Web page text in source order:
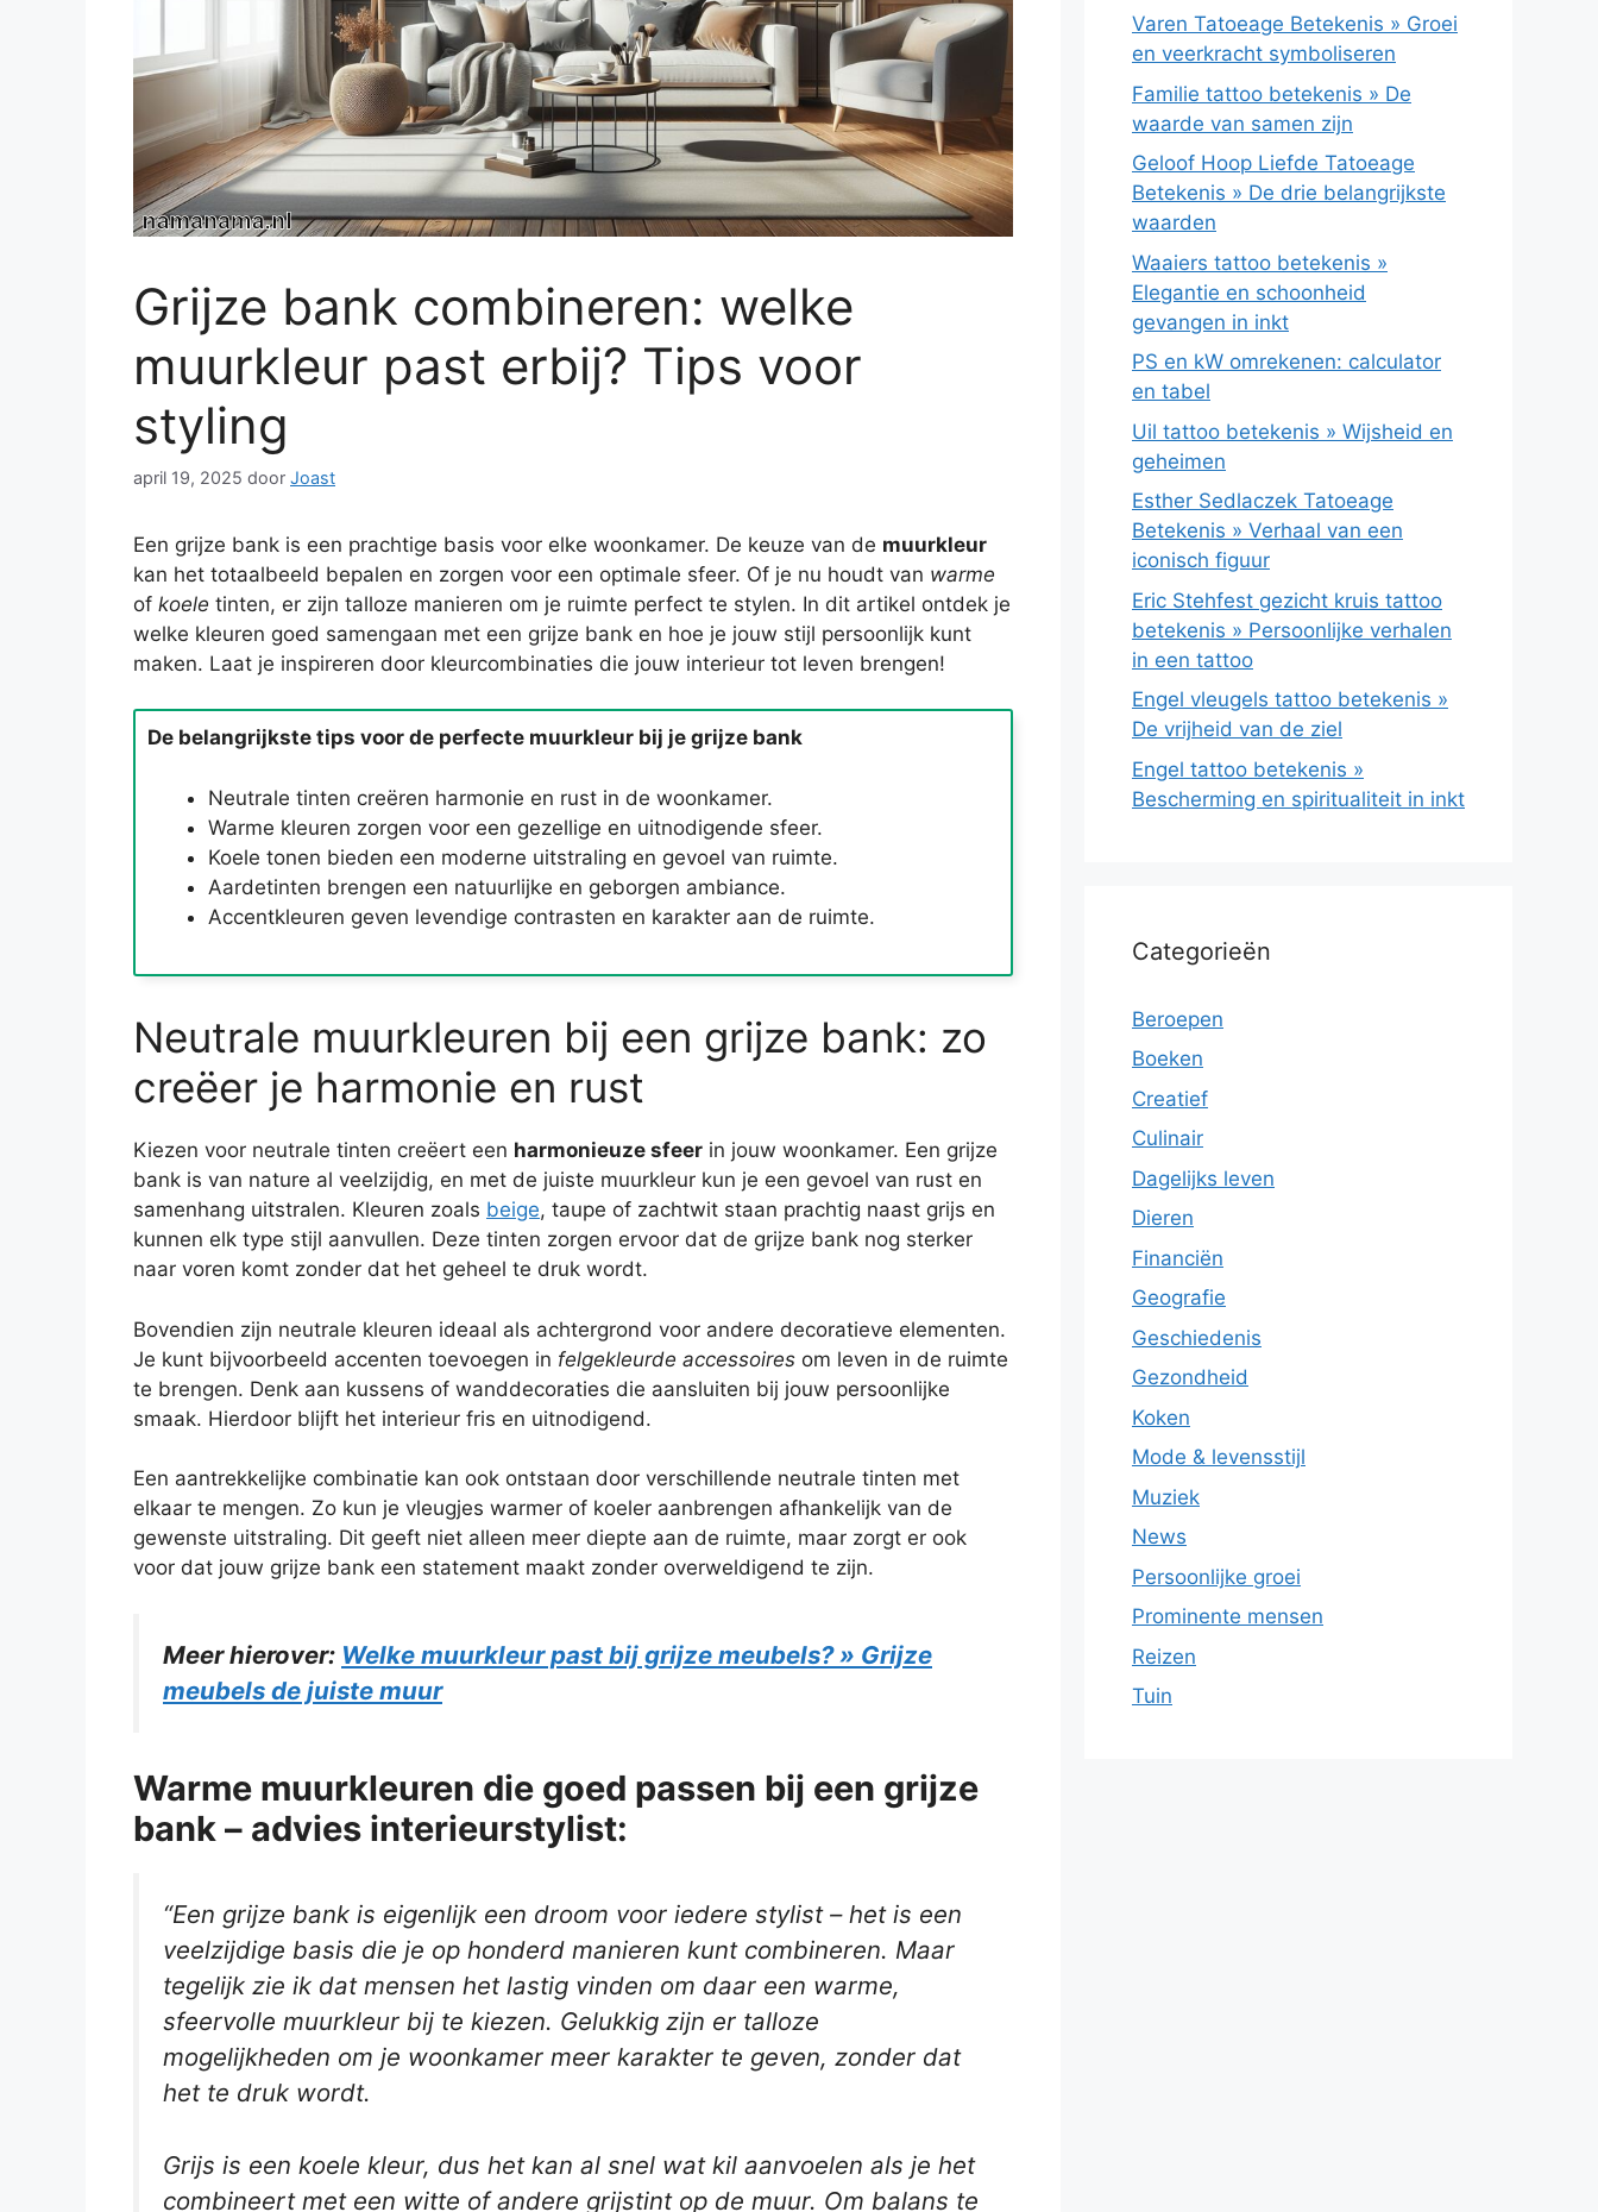
Grijze bank combineren: welke
muurkleur past erbij? Tips voor
styling
april 19, 2025 door Joast
Een grijze bank is een prachtige basis voor elke woonkamer. De keuze van de muurkleur
kan het totaalbeeld bepalen en zorgen voor een optimale sfeer. Of je nu houdt van warme
of koele tinten, er zijn talloze manieren om je ruimte perfect te stylen. In dit artikel ontdek je
welke kleuren goed samengaan met een grijze bank en hoe je jouw stijl persoonlijk kunt
maken. Laat je inspireren door kleurcombinaties die jouw interieur tot leven brengen!
De belangrijkste tips voor de perfecte muurkleur bij je grijze bank
Neutrale tinten creëren harmonie en rust in de woonkamer.
Warme kleuren zorgen voor een gezellige en uitnodigende sfeer.
Koele tonen bieden een moderne uitstraling en gevoel van ruimte.
Aardetinten brengen een natuurlijke en geborgen ambiance.
Accentkleuren geven levendige contrasten en karakter aan de ruimte.
Neutrale muurkleuren bij een grijze bank: zo
creëer je harmonie en rust
Kiezen voor neutrale tinten creëert een harmonieuze sfeer in jouw woonkamer. Een grijze
bank is van nature al veelzijdig, en met de juiste muurkleur kun je een gevoel van rust en
samenhang uitstralen. Kleuren zoals beige, taupe of zachtwit staan prachtig naast grijs en
kunnen elk type stijl aanvullen. Deze tinten zorgen ervoor dat de grijze bank nog sterker
naar voren komt zonder dat het geheel te druk wordt.
Bovendien zijn neutrale kleuren ideaal als achtergrond voor andere decoratieve elementen.
Je kunt bijvoorbeeld accenten toevoegen in felgekleurde accessoires om leven in de ruimte
te brengen. Denk aan kussens of wanddecoraties die aansluiten bij jouw persoonlijke
smaak. Hierdoor blijft het interieur fris en uitnodigend.
Een aantrekkelijke combinatie kan ook ontstaan door verschillende neutrale tinten met
elkaar te mengen. Zo kun je vleugjes warmer of koeler aanbrengen afhankelijk van de
gewenste uitstraling. Dit geeft niet alleen meer diepte aan de ruimte, maar zorgt er ook
voor dat jouw grijze bank een statement maakt zonder overweldigend te zijn.
Meer hierover: Welke muurkleur past bij grijze meubels? » Grijze
meubels de juiste muur
Warme muurkleuren die goed passen bij een grijze
bank – advies interieurstylist:
“Een grijze bank is eigenlijk een droom voor iedere stylist – het is een
veelzijdige basis die je op honderd manieren kunt combineren. Maar
tegelijk zie ik dat mensen het lastig vinden om daar een warme,
sfeervolle muurkleur bij te kiezen. Gelukkig zijn er talloze
mogelijkheden om je woonkamer meer karakter te geven, zonder dat
het te druk wordt.
Grijs is een koele kleur, dus het kan al snel wat kil aanvoelen als je het
combineert met een witte of andere grijstint op de muur. Om balans te
Varen Tatoeage Betekenis » Groei
en veerkracht symboliseren
Familie tattoo betekenis » De
waarde van samen zijn
Geloof Hoop Liefde Tatoeage
Betekenis » De drie belangrijkste
waarden
Waaiers tattoo betekenis »
Elegantie en schoonheid
gevangen in inkt
PS en kW omrekenen: calculator
en tabel
Uil tattoo betekenis » Wijsheid en
geheimen
Esther Sedlaczek Tatoeage
Betekenis » Verhaal van een
iconisch figuur
Eric Stehfest gezicht kruis tattoo
betekenis » Persoonlijke verhalen
in een tattoo
Engel vleugels tattoo betekenis »
De vrijheid van de ziel
Engel tattoo betekenis »
Bescherming en spiritualiteit in inkt
Categorieën
Beroepen
Boeken
Creatief
Culinair
Dagelijks leven
Dieren
Financiën
Geografie
Geschiedenis
Gezondheid
Koken
Mode & levensstijl
Muziek
News
Persoonlijke groei
Prominente mensen
Reizen
Tuin